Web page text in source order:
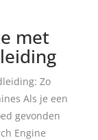
met
Zo
Als je een
gevonden
Engine